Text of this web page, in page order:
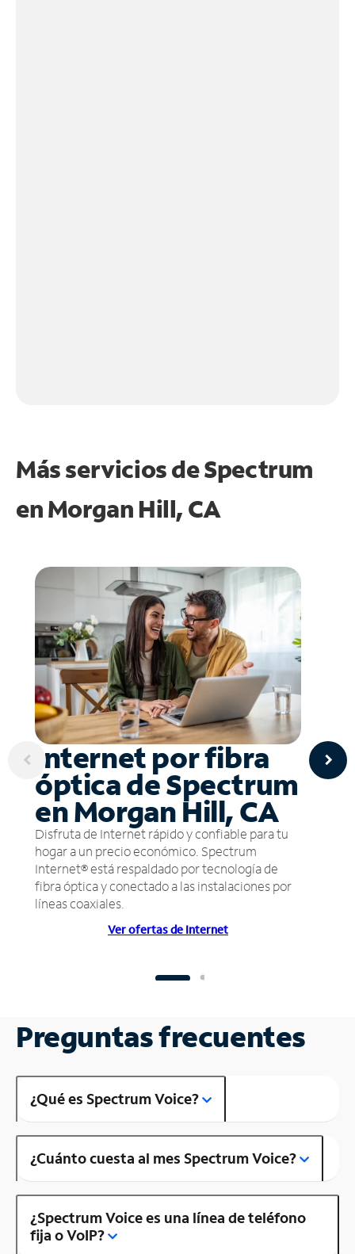
Más servicios de Spectrum
enMorgan Hill, CA
Internet por fibra
óptica de Spectrum
en Morgan Hill, CA
Disfruta de Internet rápido y confiable para tu
hogar a un precio económico. Spectrum
Internet® está respaldado por tecnología de
fibra óptica y conectado a las instalaciones por
líneas coaxiales.
Ver ofertas de Internet
Preguntas frecuentes
¿Qué es Spectrum Voice?
¿Cuánto cuesta al mes Spectrum Voice?
¿Spectrum Voice es una línea de teléfono
fija o VoIP?